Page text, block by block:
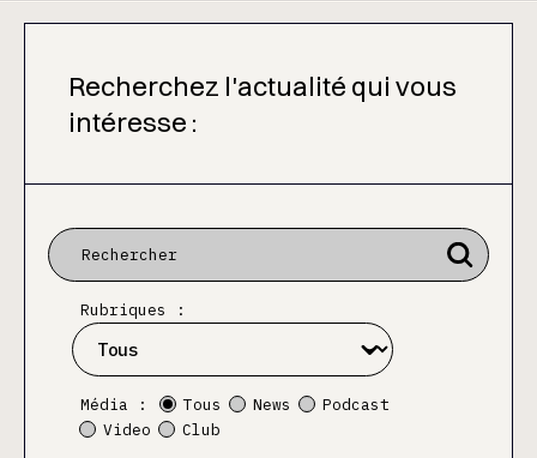
Recherchez l'actualité qui vous
intéresse :
Rubriques :
Média : Tous News
Podcast
Video
Club